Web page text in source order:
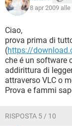
8 apr 2009 alle
Ciao,
prova prima di
(https://
che é un software
addirittura di
attraverso VLC o
Prova e fammi
RISPOSTA 5 / 10